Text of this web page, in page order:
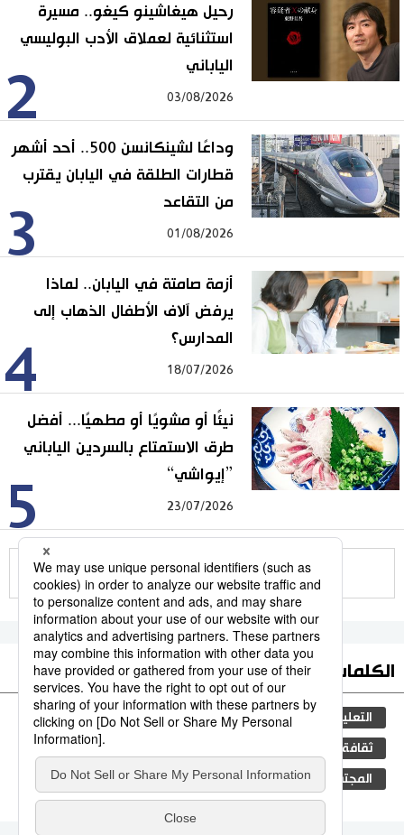
2
رحيل هيغاشينو كيغو.. مسيرة
استثنائية لعملاق الأدب البوليسي
الياباني
03/08/2026
3
وداعًا لشينكانسن 500.. أحد أشهر
قطارات الطلقة في اليابان يقترب
من التقاعد
01/08/2026
4
أزمة صامتة في اليابان.. لماذا
يرفض آلاف الأطفال الذهاب إلى
المدارس؟
18/07/2026
5
نيئًا أو مشويًا أو مطهيًا... أفضل
طرق الاستمتاع بالسردين الياباني
”إيواشي“
23/07/2026
للمزيد
الكلمات الأكثر بحثا
التعليم الياباني الأنشطة المرحلة الابتدائية
ثقافة فن
المجتمع الياباني سياسة